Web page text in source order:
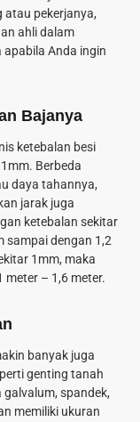
atau pekerjanya,
ahli dalam
Anda ingin
Bajanya
ketebalan besi
Berbeda
daya tahannya,
jarak juga
ketebalan sekitar
sampai dengan 1,2
1mm, maka
meter – 1,6 meter.
banyak juga
genting tanah
spandek,
memiliki ukuran